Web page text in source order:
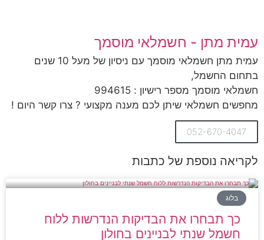
עמית מתן - חשמלאי מוסמך
עמית מתן חשמלאי מוסמך עם ניסיון של מעל 10 שנים
בתחום החשמל,
חשמלאי מוסמך מספר רישיון : 994615
מחפשים חשמלאי שיתן לכם מענה מקצועי ? צרו קשר היום !
052-670-4047
לקריאה נוספת של כתבות
בלוג
כך תבחרו את הבדיקות הנדרשות ללוח
חשמל שנתי לבניינים בחולון